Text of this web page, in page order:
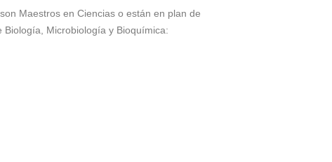
Maestros en Ciencias o están en plan de
Microbiología y Bioquímica: